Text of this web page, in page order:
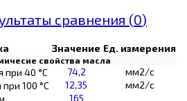
сравнения (0)
Значение Ед. измерения
свойства масла
при 40 °С 74,2
мм2/с
100 °С
12,35
мм2/с
165